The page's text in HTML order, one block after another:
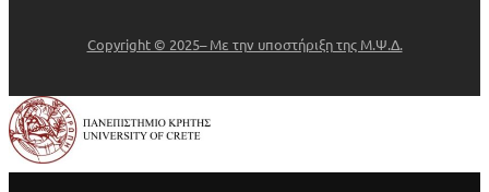
Copyright © 2025– Με την υποστήριξη της Μ.Ψ.Δ.